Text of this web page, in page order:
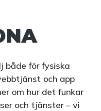
både för fysiska
och app
om hur det funkar
och tjänster – vi